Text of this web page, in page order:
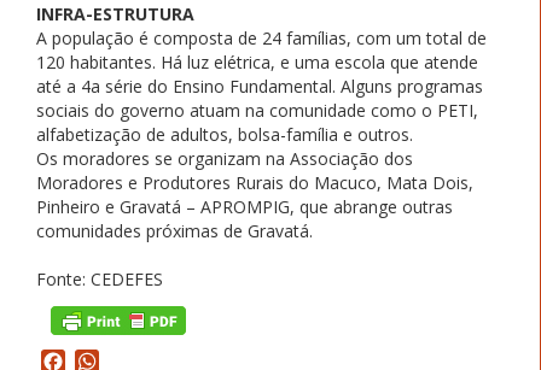
INFRA-ESTRUTURA
A população é composta de 24 famílias, com um total de
120 habitantes. Há luz elétrica, e uma escola que atende
até a 4a série do Ensino Fundamental. Alguns programas
sociais do governo atuam na comunidade como o PETI,
alfabetização de adultos, bolsa-família e outros.
Os moradores se organizam na Associação dos
Moradores e Produtores Rurais do Macuco, Mata Dois,
Pinheiro e Gravatá – APROMPIG, que abrange outras
comunidades próximas de Gravatá.
Fonte: CEDEFES
Facebook